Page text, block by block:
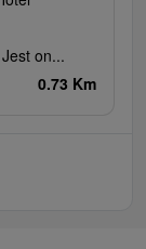
on...
0.73 Km